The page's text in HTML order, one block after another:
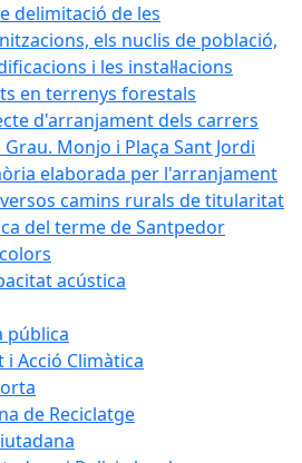
delimitació de les
els nuclis de població,
i les instal·lacions
en terrenys forestals
d'arranjament dels carrers
Grau. Monjo i Plaça Sant Jordi
elaborada per l'arranjament
camins rurals de titularitat
del terme de Santpedor
acústica
pública
Acció Climàtica
de Reciclatge